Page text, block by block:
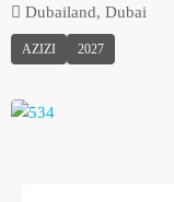
Dubailand, Dubai
AZIZI 2027